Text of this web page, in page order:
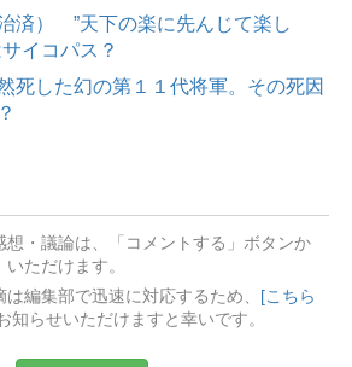
済） ”天下の楽に先んじて楽し
イコパス？
死した幻の第１１代将軍。その死因
・議論は、「コメントする」ボタンか
ただけます。
編集部で迅速に対応するため、
[こちら
知らせいただけますと幸いです。